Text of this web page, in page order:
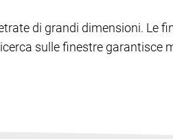
di grandi dimensioni.
sulle finestre